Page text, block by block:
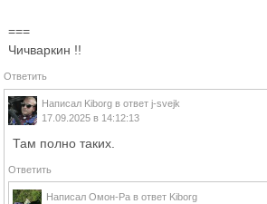
===
Чичваркин !!
Ответить
Написал Kiborg в ответ j-svejk
17.09.2025 в 14:12:13
Там полно таких.
Ответить
Написал Омон-Ра в ответ Kiborg